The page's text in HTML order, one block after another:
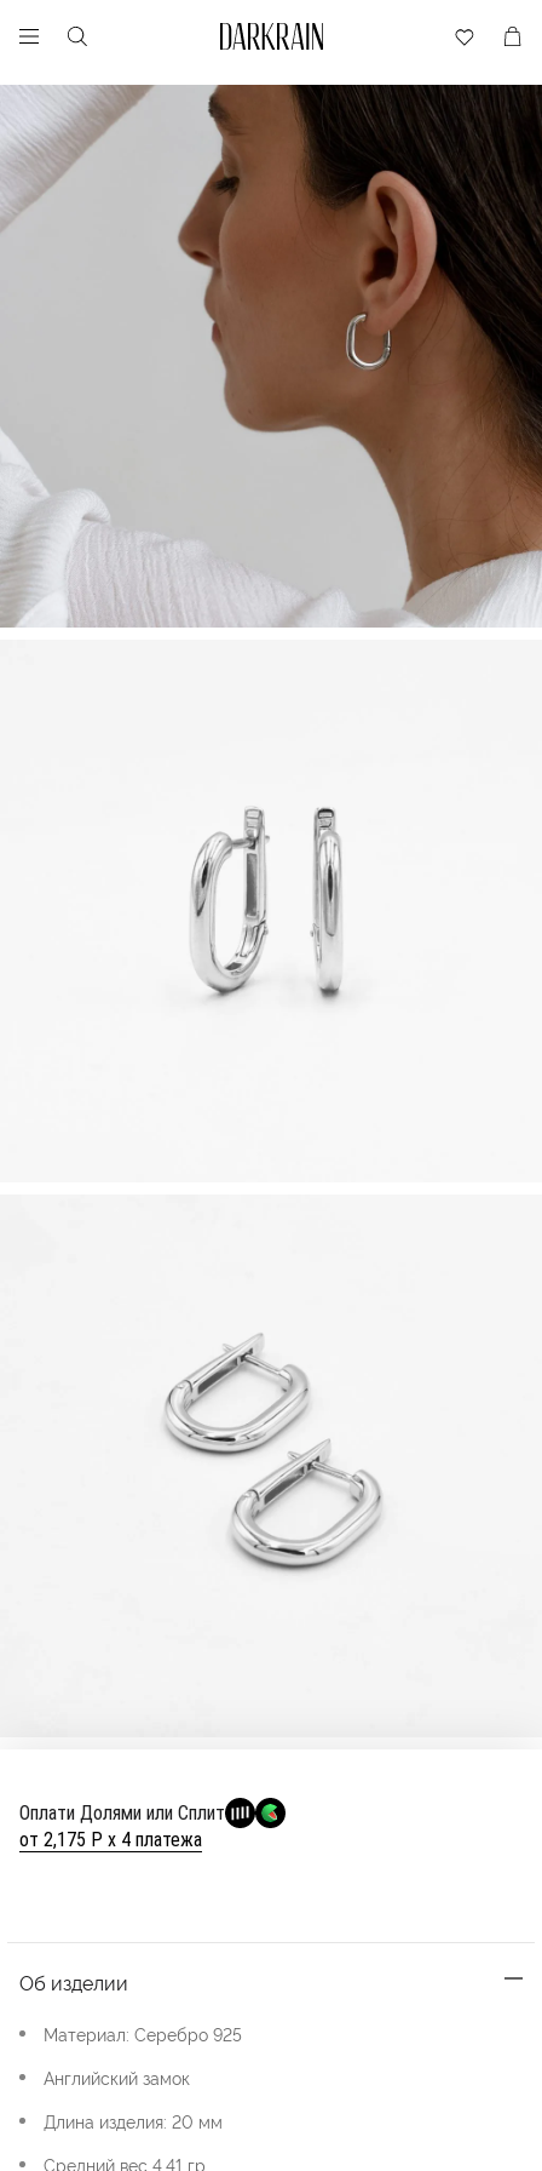
Оплати Долями или Сплит
от 2,175 Р х 4 платежа
Об изделии
Материал: Серебро 925
Английский замок
Длина изделия: 20 мм
Средний вес 4,41 гр